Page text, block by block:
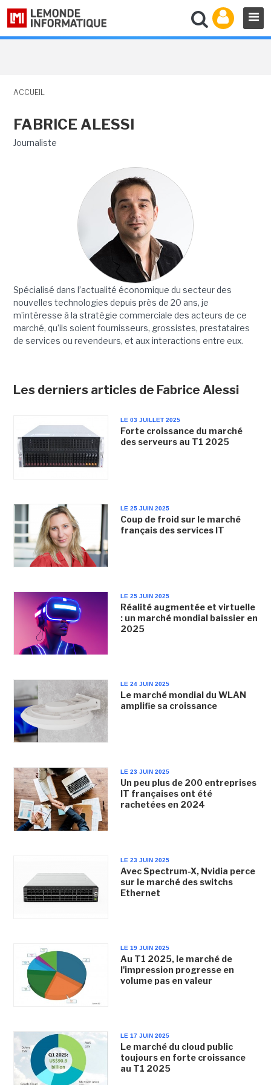
ACCUEIL
FABRICE ALESSI
Journaliste
Spécialisé dans l’actualité économique du secteur des
nouvelles technologies depuis près de 20 ans, je
m’intéresse à la stratégie commerciale des acteurs de ce
marché, qu’ils soient fournisseurs, grossistes, prestataires
de services ou revendeurs, et aux interactions entre eux.
Les derniers articles de Fabrice Alessi
LE 03 JUILLET 2025
Forte croissance du marché
des serveurs au T1 2025
LE 25 JUIN 2025
Coup de froid sur le marché
français des services IT
LE 25 JUIN 2025
Réalité augmentée et virtuelle
: un marché mondial baissier en
2025
LE 24 JUIN 2025
Le marché mondial du WLAN
amplifie sa croissance
LE 23 JUIN 2025
Un peu plus de 200 entreprises
IT françaises ont été
rachetées en 2024
LE 23 JUIN 2025
Avec Spectrum-X, Nvidia perce
sur le marché des switchs
Ethernet
LE 19 JUIN 2025
Au T1 2025, le marché de
l'impression progresse en
volume pas en valeur
LE 17 JUIN 2025
Le marché du cloud public
toujours en forte croissance
au T1 2025